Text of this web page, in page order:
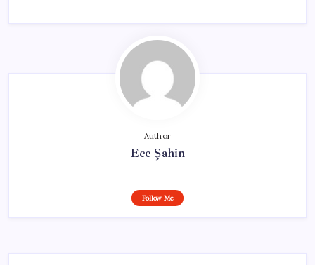
Author
Ece Şahin
Follow Me